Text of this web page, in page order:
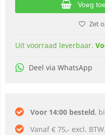
Voeg
Zet
Uit voorraad leverbaar.
Deel via WhatsApp
Voor 14:00 besteld,
Vanaf € 75,- excl.